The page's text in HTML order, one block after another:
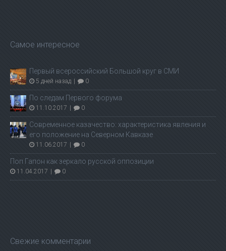
Самое интересное
Первый всероссийский Большой круг в СМИ
5 дней назад | 0
По следам Первого форума
11.10.2017 | 0
Современное казачество: характеристика явления и
его положение на Северном Кавказе
11.06.2017 | 0
Поп Гапон как зеркало русской оппозиции
11.04.2017 | 0
Свежие комментарии